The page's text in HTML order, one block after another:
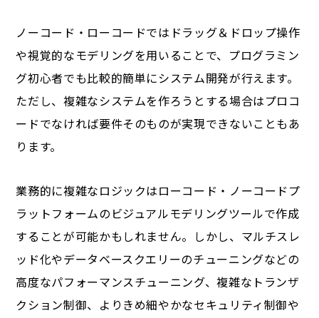
ノーコード・ローコードではドラッグ＆ドロップ操作
や視覚的なモデリングを用いることで、プログラミン
グ初心者でも比較的簡単にシステム開発が行えます。
ただし、複雑なシステムを作ろうとする場合はプロコ
ードでなければ要件そのものが実現できないこともあ
ります。
業務的に複雑なロジックはローコード・ノーコードプ
ラットフォームのビジュアルモデリングツールで作成
することが可能かもしれません。しかし、マルチスレ
ッド化やデータベースクエリーのチューニングなどの
高度なパフォーマンスチューニング、複雑なトランザ
クション制御、よりきめ細やかなセキュリティ制御や